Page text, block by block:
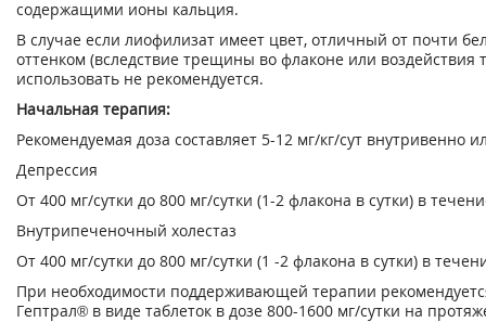
содержащими ионы кальция.
В случае если лиофилизат имеет цвет, отличный от почти
оттенком (вследствие трещины во флаконе или воздействия
использовать не рекомендуется.
Начальная терапия:
Рекомендуемая доза составляет 5-12 мг/кг/сут внутривенно
Депрессия
От 400 мг/сутки до 800 мг/сутки (1-2 флакона в сутки) в
Внутрипеченочный холестаз
От 400 мг/сутки до 800 мг/сутки (1 -2 флакона в сутки) в
При необходимости поддерживающей терапии
Гептрал® в виде таблеток в дозе 800-1600 мг/сутки на